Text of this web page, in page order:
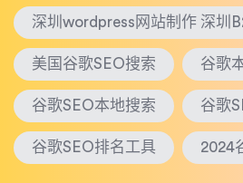
深圳wordpress网站制作 深圳
美国谷歌SEO搜索 谷歌
谷歌SEO本地搜索 谷歌
谷歌SEO排名工具 2024